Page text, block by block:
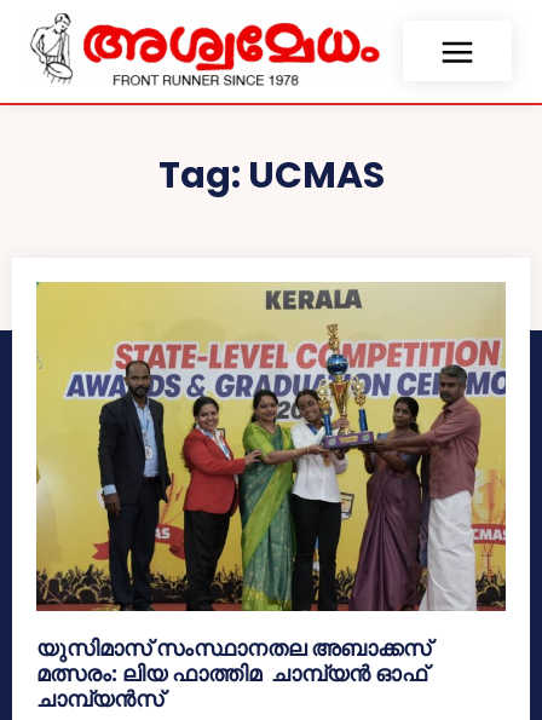
Tag: UCMAS
യുസിമാസ് സംസ്ഥാനതല അബാക്കസ്
മത്സരം: ലിയ ഫാത്തിമ ചാമ്പ്യൻ ഓഫ്
ചാമ്പ്യൻസ്